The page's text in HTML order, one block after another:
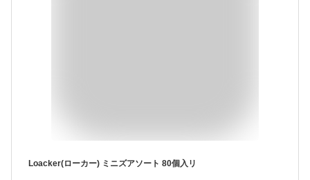
Loacker(ローカー) ミニズアソート 80個入リ